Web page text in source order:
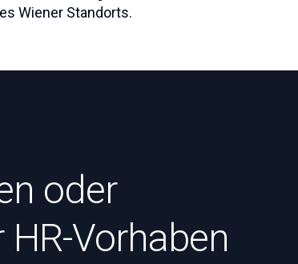
Wiener Standorts.
oder